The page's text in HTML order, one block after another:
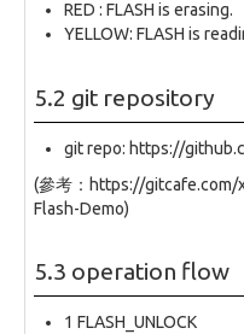
RED : FLASH is erasing.
YELLOW: FLASH is
5.2 git repository
git repo: https://
(參考：https://gitcafe.com/
Flash-Demo)
5.3 operation flow
1 FLASH_UNLOCK